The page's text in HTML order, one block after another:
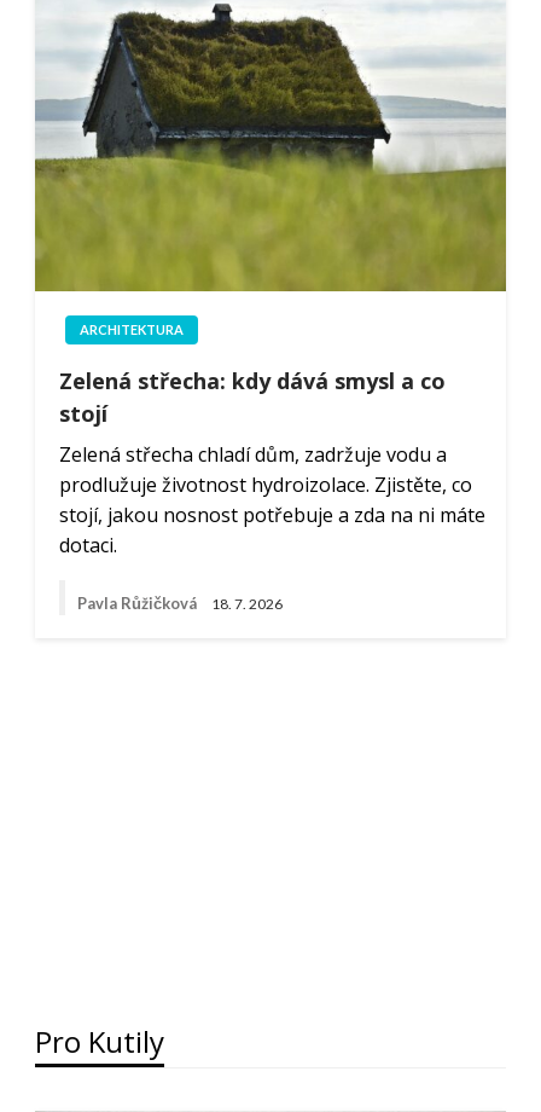
ARCHITEKTURA
Zelená střecha: kdy dává smysl a co
stojí
Zelená střecha chladí dům, zadržuje vodu a
prodlužuje životnost hydroizolace. Zjistěte, co
stojí, jakou nosnost potřebuje a zda na ni máte
dotaci.
Pavla Růžičková 18. 7. 2026
Pro Kutily